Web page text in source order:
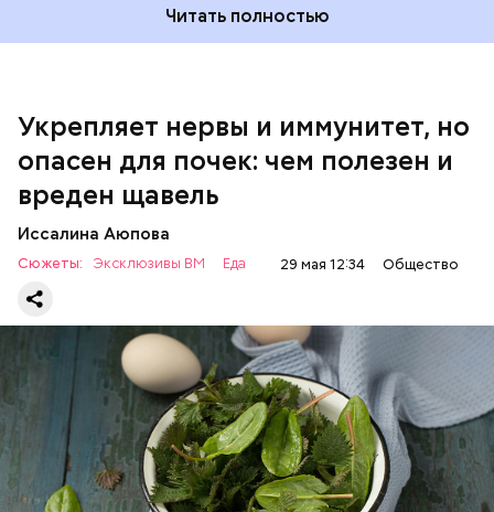
Читать полностью
Укрепляет нервы и иммунитет, но
опасен для почек: чем полезен и
вреден щавель
Иссалина Аюпова
Сюжеты: Эксклюзивы ВМ Еда 29 мая 12:34 Общество
— Если человек уже болеет мочекаменной
болезнью, щавель ему не рекомендуется. При
артрите, гастрите, холецистите, синдроме
раздраженного кишечника, язвах и панкреатите
продукт тоже лучше исключить из рациона, —
предупредила врач. — Он может привести к
повышению кислотности желудка и раздражать
слизистые оболочки.